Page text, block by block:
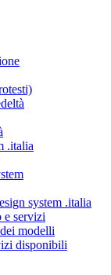
.italia
system .italia
e servizi
modelli
disponibili